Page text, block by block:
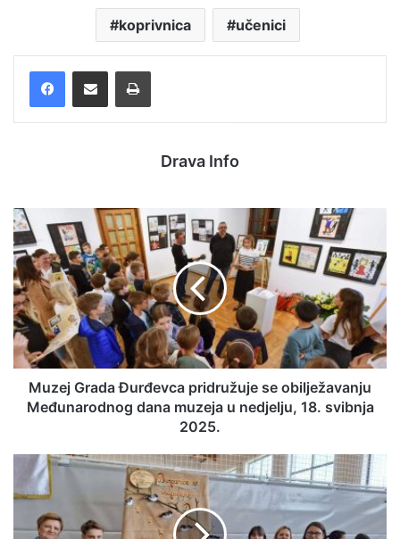
koprivnica učenici
Drava Info
Muzej Grada Đurđevca pridružuje se obilježavanju
Međunarodnog dana muzeja u nedjelju, 18. svibnja
2025.